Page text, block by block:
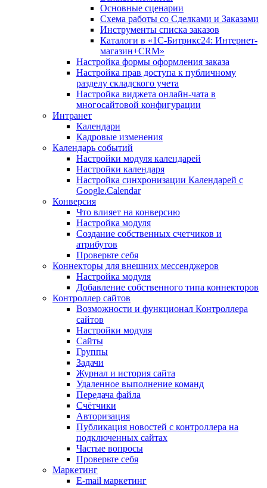
Основные сценарии
Схема работы со Сделками и Заказами
Инструменты списка заказов
Каталоги в «1С-Битрикс24: Интернет-
магазин+CRM»
Настройка формы оформления заказа
Настройка прав доступа к публичному
разделу складского учета
Настройка виджета онлайн-чата в
многосайтовой конфигурации
Интранет
Календари
Кадровые изменения
Календарь событий
Настройки модуля календарей
Настройки календаря
Настройка синхронизации Календарей с
Google.Calendar
Конверсия
Что влияет на конверсию
Настройка модуля
Создание собственных счетчиков и
атрибутов
Проверьте себя
Коннекторы для внешних мессенджеров
Настройка модуля
Добавление собственного типа коннекторов
Контроллер сайтов
Возможности и функционал Контроллера
сайтов
Настройки модуля
Сайты
Группы
Задачи
Журнал и история сайта
Удаленное выполнение команд
Передача файла
Счётчики
Авторизация
Публикация новостей с контроллера на
подключенных сайтах
Частые вопросы
Проверьте себя
Маркетинг
E-mail маркетинг